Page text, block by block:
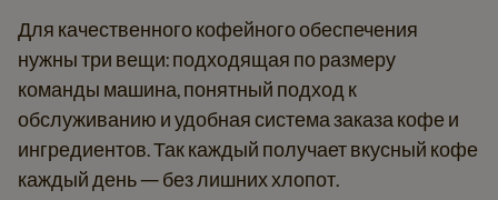
Для качественного кофейного обеспечения
нужны три вещи: подходящая по размеру
команды машина, понятный подход к
обслуживанию и удобная система заказа кофе и
ингредиентов. Так каждый получает вкусный кофе
каждый день — без лишних хлопот.